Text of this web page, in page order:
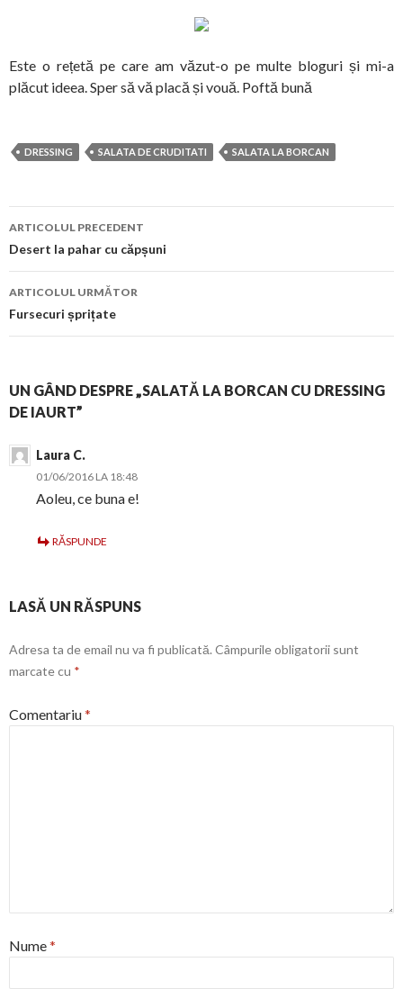
Este o rețetă pe care am văzut-o pe multe bloguri și mi-a
plăcut ideea. Sper să vă placă și vouă. Poftă bună
DRESSING SALATA DE CRUDITATI SALATA LA BORCAN
Navigare
în
articol
ARTICOLUL PRECEDENT
Desert la pahar cu căpșuni
ARTICOLUL URMĂTOR
Fursecuri șprițate
UN GÂND DESPRE „SALATĂ LA BORCAN CU DRESSING
DE IAURT”
Laura C.
01/06/2016 LA 18:48
Aoleu, ce buna e!
RĂSPUNDE
LASĂ UN RĂSPUNS
Adresa ta de email nu va fi publicată. Câmpurile obligatorii sunt
marcate cu *
Comentariu*
Nume*